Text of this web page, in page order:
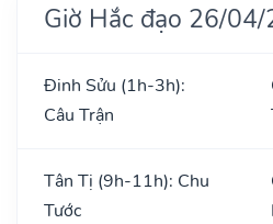
Giờ Hắc đạo 26/
Đinh Sửu (1h-3h):
Câu Trận
Tân Tị (9h-11h): Chu
Tước